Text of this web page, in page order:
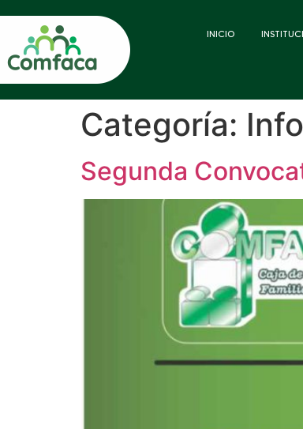
INICIO
Categoría:
Segunda